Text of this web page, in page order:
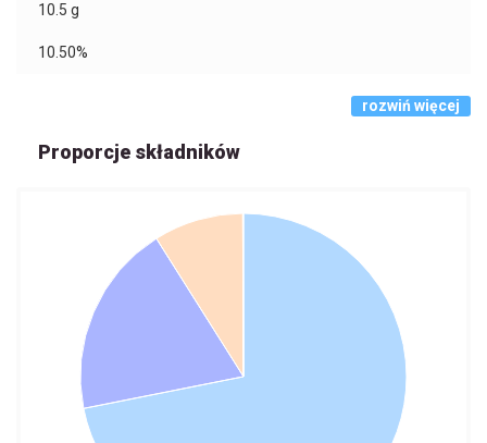
10.5 g
10.50%
rozwiń więcej
Proporcje składników